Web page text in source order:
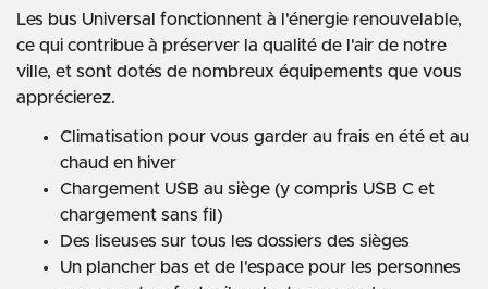
Les bus Universal fonctionnent à l'énergie renouvelable,
ce qui contribue à préserver la qualité de l'air de notre
ville, et sont dotés de nombreux équipements que vous
apprécierez.
Climatisation pour vous garder au frais en été et au
chaud en hiver
Chargement USB au siège (y compris USB C et
chargement sans fil)
Des liseuses sur tous les dossiers des sièges
Un plancher bas et de l'espace pour les personnes